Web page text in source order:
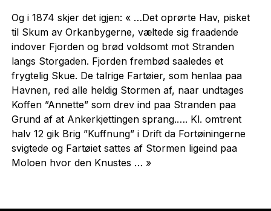
Og i 1874 skjer det igjen: « …Det oprørte Hav, pisket
til Skum av Orkanbygerne, væltede sig fraadende
indover Fjorden og brød voldsomt mot Stranden
langs Storgaden. Fjorden frembød saaledes et
frygtelig Skue. De talrige Fartøier, som henlaa paa
Havnen, red alle heldig Stormen af, naar undtages
Koffen ”Annette” som drev ind paa Stranden paa
Grund af at Ankerkjettingen sprang.…. Kl. omtrent
halv 12 gik Brig ”Kuffnung” i Drift da Fortøiningerne
svigtede og Fartøiet sattes af Stormen ligeind paa
Moloen hvor den Knustes … »